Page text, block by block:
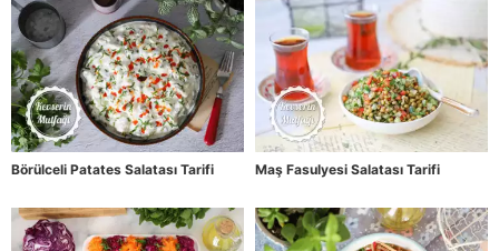
Börülceli Patates Salatası Tarifi Maş Fasulyesi Salatası Tarifi